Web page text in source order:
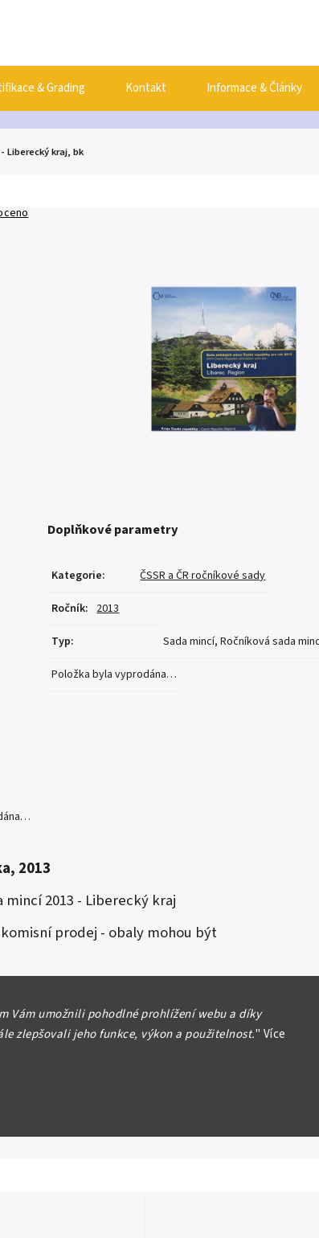
Vám umožnili pohodlné prohlížení webu a díky
zlepšovali jeho funkce, výkon a použitelnost." Více
& Grading Kontakt Informace & Články
Liberecký kraj, bk
Doplňkové parametry
Kategorie: ČSSR a ČR ročníkové sady
Ročník: 2013
Typ: Sada mincí, Ročníková sada
Položka byla vyprodána…
2013
mincí 2013 - Liberecký kraj
prodej - obaly mohou být